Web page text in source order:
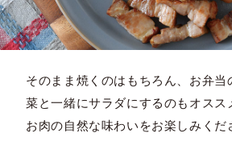
そのまま焼くのはもちろん、お弁当
菜と一緒にサラダにするのもオスス
お肉の自然な味わいをお楽しみくだ